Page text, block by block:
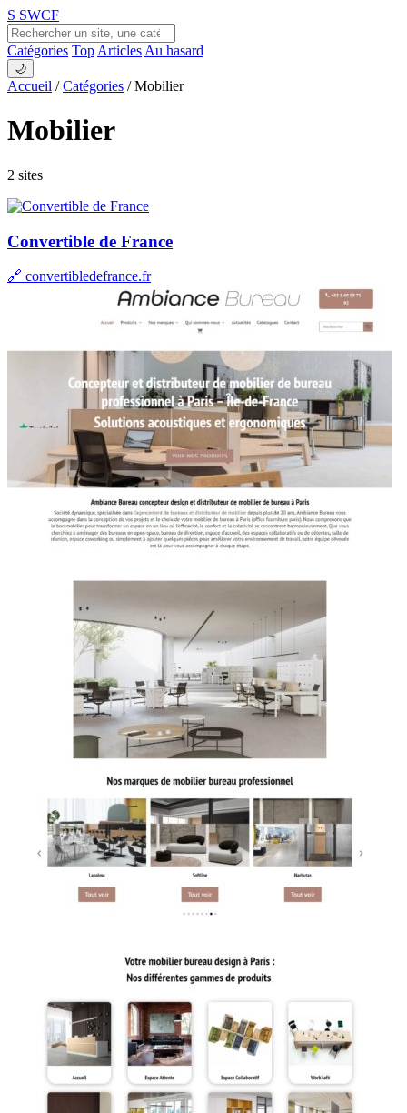
S SWCF
Catégories Top Articles Au hasard
🌙
Accueil /Catégories /Mobilier
Mobilier
2 sites
Convertible de France
🔗 convertibledefrance.fr